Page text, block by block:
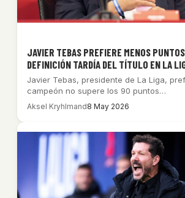
JAVIER TEBAS PREFIERE MENOS
DEFINICIÓN TARDÍA DEL TÍTULO EN LA
Javier Tebas, presidente de La Liga,
campeón no supere los 90 puntos…
Aksel Kryhlmand8 May 2026